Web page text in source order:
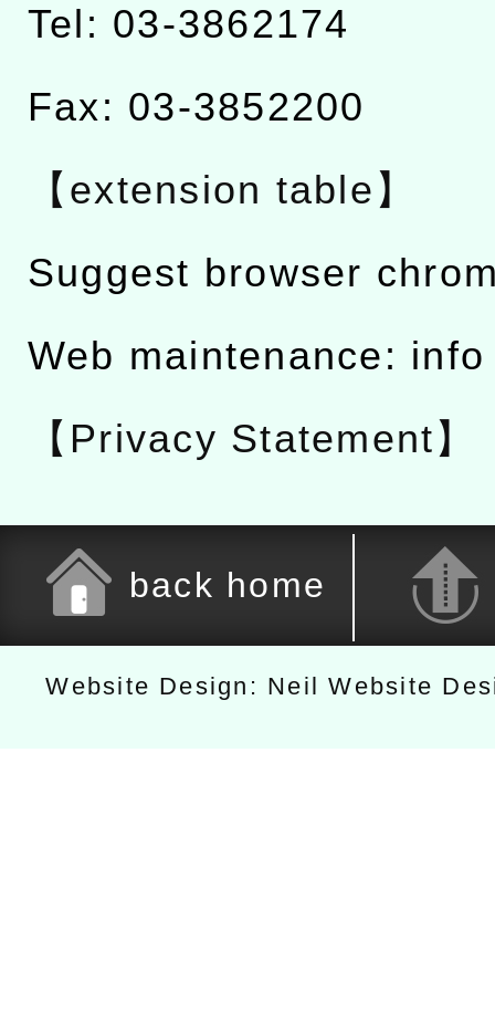
Tel: 03-3862174
Fax: 03-3852200
【extension table】
Suggest browser
Web maintenance:
【Privacy Statement】
back home
Website Design: Neil Website